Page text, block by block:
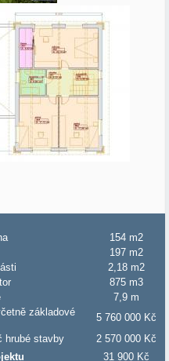
154 m2
197 m2
2,18 m2
875 m3
7,9 m
základové
5 760 000 Kč
hrubé stavby
2 570 000 Kč
31 900 Kč